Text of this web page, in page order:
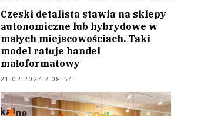
Czeski detalista stawia na sklepy
autonomiczne lub hybrydowe w
małych miejscowościach. Taki
model ratuje handel
małoformatowy
21.02.2024 / 08:54